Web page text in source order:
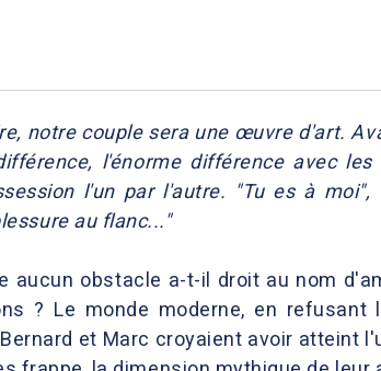
notre couple sera une œuvre d'art.
l'énorme différence avec
l'un par l'autre. "Tu es à
au flanc..."
aucun obstacle a-t-il droit au nom
? Le monde moderne, en
et Marc croyaient avoir atteint